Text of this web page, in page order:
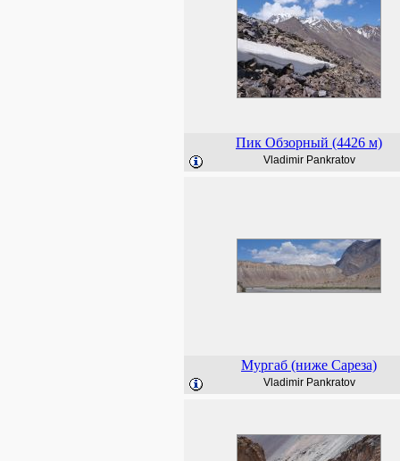
Пик Обзорный (4426 м)
Vladimir Pankratov
Мургаб (ниже Сареза)
Vladimir Pankratov